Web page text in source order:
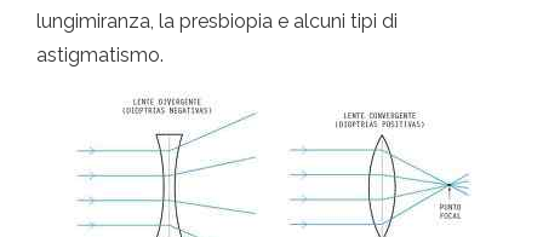
lungimiranza, la presbiopia e alcuni tipi di
astigmatismo.